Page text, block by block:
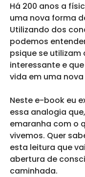
Há 200 anos a
uma nova forma
Utilizando dos
podemos
psique se
interessante e
vida em uma nova
Neste e-book eu
essa analogia
emaranha com o
vivemos. Quer
esta leitura que
abertura de
caminhada.